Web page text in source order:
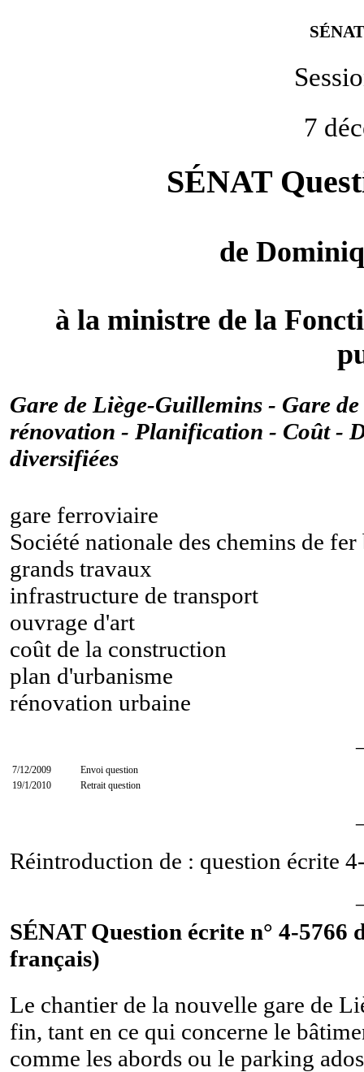
7
SÉNAT
de
à la ministre de la
Gare de Liège-Guillemins - Gare
rénovation - Planification - Coût -
diversifiées
gare ferroviaire
Société nationale des chemins de fer
grands travaux
infrastructure de transport
ouvrage d'art
coût de la construction
plan d'urbanisme
rénovation urbaine
7/12/2009
Envoi question
19/1/2010
Retrait question
Réintroduction de : question écrite
SÉNAT Question écrite n° 4-5766
français)
Le chantier de la nouvelle gare de
fin, tant en ce qui concerne le
comme les abords ou le parking